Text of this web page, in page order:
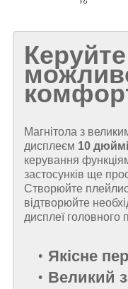
Керуйте
Магнітола з
дисплеєм 10
керування
застосунків ще
Створюйте
відтворюйте
дисплеї головного
Якісне
Великий